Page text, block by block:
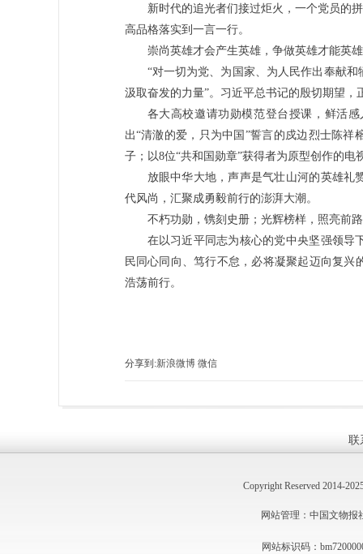
新时代的追光者们接过炬火，一个党员的
高品格落实到一言一行。
崇尚英雄才会产生英雄，争做英雄才能英
“对一切为党、为国家、为人民作出奉献
汲取奋发的力量”。习近平总书记的殷切期望，
各大高校邀请功勋模范登台授课，鲜活
出“清澈的爱，只为中国”誓言的戍边烈士陈
子；以8位“共和国勋章”获得者为原型创作的
放眼中华大地，声声是气壮山河的英雄礼
代风尚，汇聚成勇毅前行的澎湃大潮。
不朽功勋，镌刻史册；光辉榜样，照亮前
在以习近平同志为核心的党中央坚强领导
民同心同向、笃行不怠，必将凝聚起迈向复
浩荡前行。
分享到:新浪微博 微信
联
Copyright Reserved 2014-
网站管理：中国文物报
网站标识码：